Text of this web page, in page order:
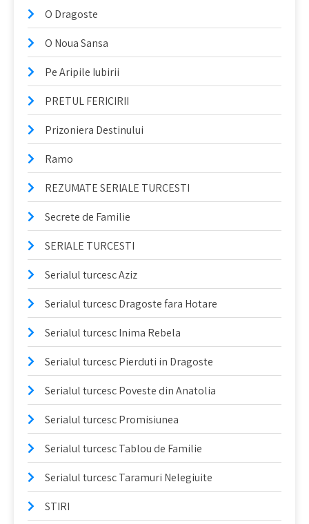
O Dragoste
O Noua Sansa
Pe Aripile Iubirii
PRETUL FERICIRII
Prizoniera Destinului
Ramo
REZUMATE SERIALE TURCESTI
Secrete de Familie
SERIALE TURCESTI
Serialul turcesc Aziz
Serialul turcesc Dragoste fara Hotare
Serialul turcesc Inima Rebela
Serialul turcesc Pierduti in Dragoste
Serialul turcesc Poveste din Anatolia
Serialul turcesc Promisiunea
Serialul turcesc Tablou de Familie
Serialul turcesc Taramuri Nelegiuite
STIRI